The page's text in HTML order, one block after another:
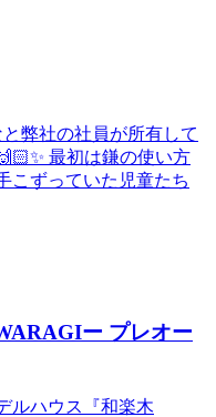
弊社の社員が所有して
最初は鎌の使い方
こずっていた児童たち
ー プレオー
ルハウス『和楽木